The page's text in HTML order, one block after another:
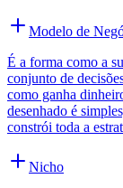
Modelo de
É a forma como a
conjunto de
como ganha
desenhado é
constrói toda a
Nicho